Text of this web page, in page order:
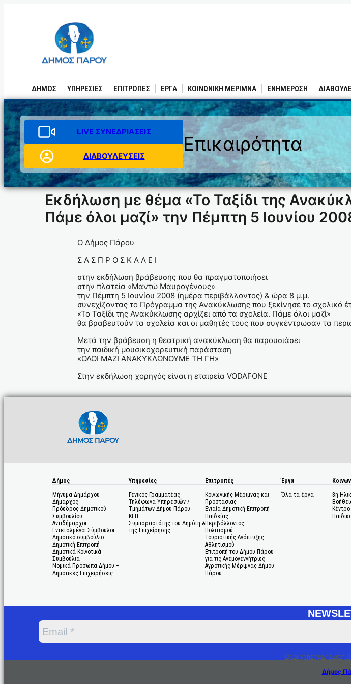
ΔΗΜΟΣ ΥΠΗΡΕΣΙΕΣ ΕΠΙΤΡΟΠΕΣ ΕΡΓΑ ΚΟΙΝΩΝΙΚΗ ΜΕΡΙΜΝΑ ΕΝΗΜΕΡΩΣΗ
LIVE ΣΥΝΕΔΡΙΑΣΕΙΣ
ΔΙΑΒΟΥΛΕΥΣΕΙΣ
Επικαιρότητα
Εκδήλωση με θέμα «Το Ταξίδι της
Πάμε όλοι μαζί» την Πέμπτη 5 Ιουνίου
O Δήμος Πάρου
Σ Α Σ Π Ρ Ο Σ Κ Α Λ Ε Ι
στην εκδήλωση βράβευσης που θα πραγματοποιήσει
στην πλατεία «Μαντώ Μαυρογένους»
την Πέμπτη 5 Ιουνίου 2008 (ημέρα περιβάλλοντος) & ώρα 8 μ.μ.
συνεχίζοντας το Πρόγραμμα της Ανακύκλωσης που ξεκίνησε το σχολικό
«Το Ταξίδι της Ανακύκλωσης αρχίζει από τα σχολεία. Πάμε όλοι μαζί»
θα βραβευτούν τα σχολεία και οι μαθητές τους που συγκέντρωσαν τα
Μετά την βράβευση η θεατρική ανακύκλωση θα παρουσιάσει
την παιδική μουσικοχορευτική παράσταση
«ΟΛΟΙ ΜΑΖΙ ΑΝΑΚΥΚΛΩΝΟΥΜΕ ΤΗ ΓΗ»
Στην εκδήλωση χορηγός είναι η εταιρεία VODAFONE
Δήμος
Μήνυμα Δημάρχου
Δήμαρχος
Πρόεδρος Δημοτικού
Συμβουλίου
Αντιδήμαρχοι
Εντεταλμένοι Σύμβουλοι
Δημοτικό συμβούλιο
Δημοτική Επιτροπή
Δημοτικά Κοινοτικά
Συμβούλια
Νομικά Πρόσωπα Δήμου –
Δημοτικές Επιχειρήσεις
Υπηρεσίες
Γενικός Γραμματέας
Τηλέφωνα Υπηρεσιών /
Τμημάτων Δήμου Πάρου
ΚΕΠ
Συμπαραστάτης του Δημότη &
της Επιχείρησης
Επιτροπές
Κοινωνικής Μέριμνας και
Προστασίας
Ενιαία Δημοτική Επιτροπή
Παιδείας
Περιβάλλοντος
Πολιτισμού
Τουριστικής Ανάπτυξης
Αθλητισμού
Επιτροπή του Δήμου Πάρου
για τις Ανεμογεννήτριες
Αγροτικής Μέριμνας Δήμου
Πάρου
Έργα
Όλα τα έργα
3η
Όροι χρήσηςΔήλωση
Δήμος